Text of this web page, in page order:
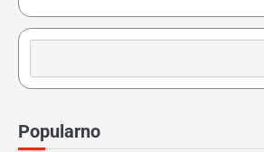
Search
Popularno